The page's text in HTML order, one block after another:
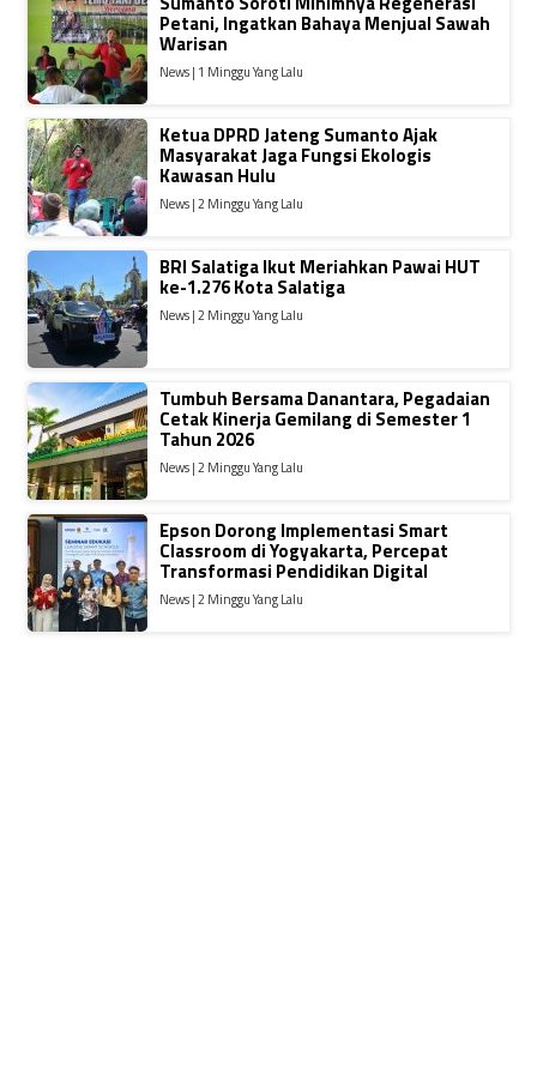
Petani, Ingatkan Bahaya Menjual Sawah
Warisan
News | 1 Minggu Yang Lalu
Ketua DPRD Jateng Sumanto Ajak
Masyarakat Jaga Fungsi Ekologis
Kawasan Hulu
News | 2 Minggu Yang Lalu
BRI Salatiga Ikut Meriahkan Pawai HUT
ke-1.276 Kota Salatiga
News | 2 Minggu Yang Lalu
Tumbuh Bersama Danantara, Pegadaian
Cetak Kinerja Gemilang di Semester 1
Tahun 2026
News | 2 Minggu Yang Lalu
Epson Dorong Implementasi Smart
Classroom di Yogyakarta, Percepat
Transformasi Pendidikan Digital
News | 2 Minggu Yang Lalu